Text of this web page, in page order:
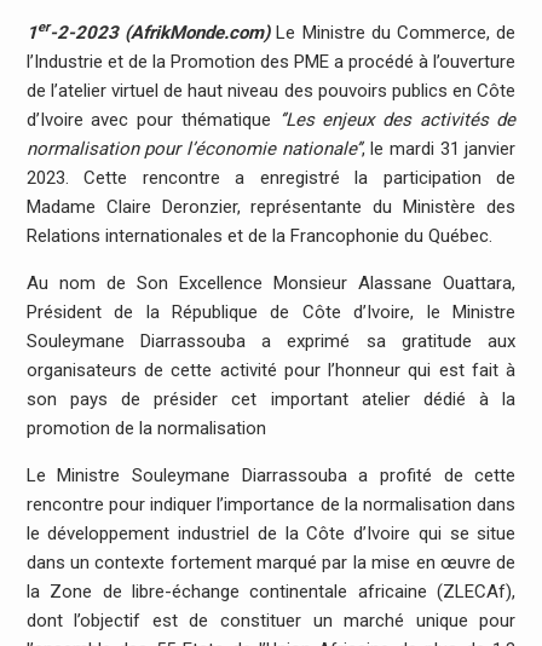
1er-2-2023 (AfrikMonde.com)Le Ministre du Commerce, de
l’Industrie et de la Promotion des PME a procédé à l’ouverture
de l’atelier virtuel de haut niveau des pouvoirs publics en Côte
d’Ivoire avec pour thématique ‘’Les enjeux des activités de
normalisation pour l’économie nationale’’, le mardi 31 janvier
2023. Cette rencontre a enregistré la participation de
Madame Claire Deronzier, représentante du Ministère des
Relations internationales et de la Francophonie du Québec.
Au nom de Son Excellence Monsieur Alassane Ouattara,
Président de la République de Côte d’Ivoire, le Ministre
Souleymane Diarrassouba a exprimé sa gratitude aux
organisateurs de cette activité pour l’honneur qui est fait à
son pays de présider cet important atelier dédié à la
promotion de la normalisation
Le Ministre Souleymane Diarrassouba a profité de cette
rencontre pour indiquer l’importance de la normalisation dans
le développement industriel de la Côte d’Ivoire qui se situe
dans un contexte fortement marqué par la mise en œuvre de
la Zone de libre-échange continentale africaine (ZLECAf),
dont l’objectif est de constituer un marché unique pour